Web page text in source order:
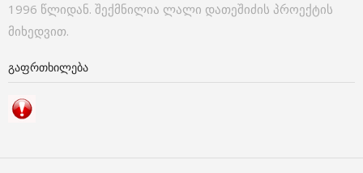
1996 წლიდან. შექმნილია ლალი დათეშიძის პროექტის
მიხედვით.
ᲒᲐᲤᲠᲗᲮᲘᲚᲔᲑᲐ